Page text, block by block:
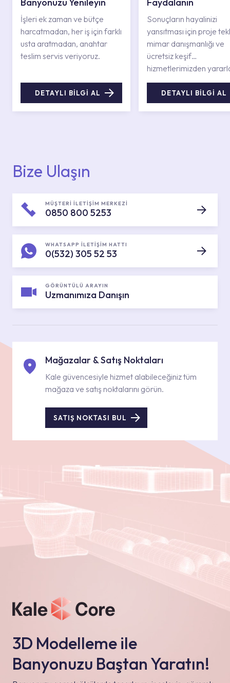
İşleri ek zaman ve bütçe
harcatmadan, her iş için farklı
usta aratmadan, anahtar
teslim servis veriyoruz.
DETAYLI BİLGİ AL
Sonuçların hayalinizi
yansıtması için proje
mimar danışmanlığı ve
ücretsiz keşif
hizmetlerimizden
DETAYLI BİLGİ AL
Bize Ulaşın
MÜŞTERİ İLETİŞİM MERKEZİ
0850 800 5253
WHATSAPP İLETİŞİM HATTI
0(532) 305 52 53
GÖRÜNTÜLÜ ARAYIN
Uzmanımıza Danışın
Mağazalar & Satış Noktaları
Kale güvencesiyle hizmet alabileceğiniz tüm
mağaza ve satış noktalarını görün.
SATIŞ NOKTASI BUL
3D Modelleme ile
Banyonuzu Baştan Yaratın!